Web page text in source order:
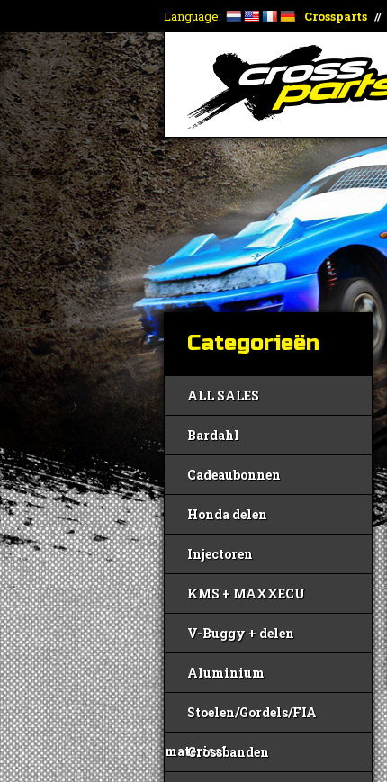
Language: Crossparts //
Categorieën
ALL SALES
Bardahl
Cadeaubonnen
Honda delen
Injectoren
KMS + MAXXECU
V-Buggy + delen
Aluminium
Stoelen/Gordels/FIA
materiaal
Crossbanden